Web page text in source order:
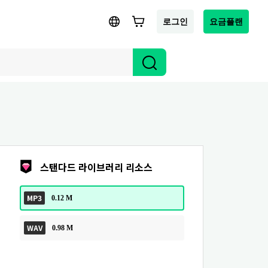
로그인 요금플랜
스탠다드 라이브러리 리소스
MP3 0.12 M
WAV 0.98 M